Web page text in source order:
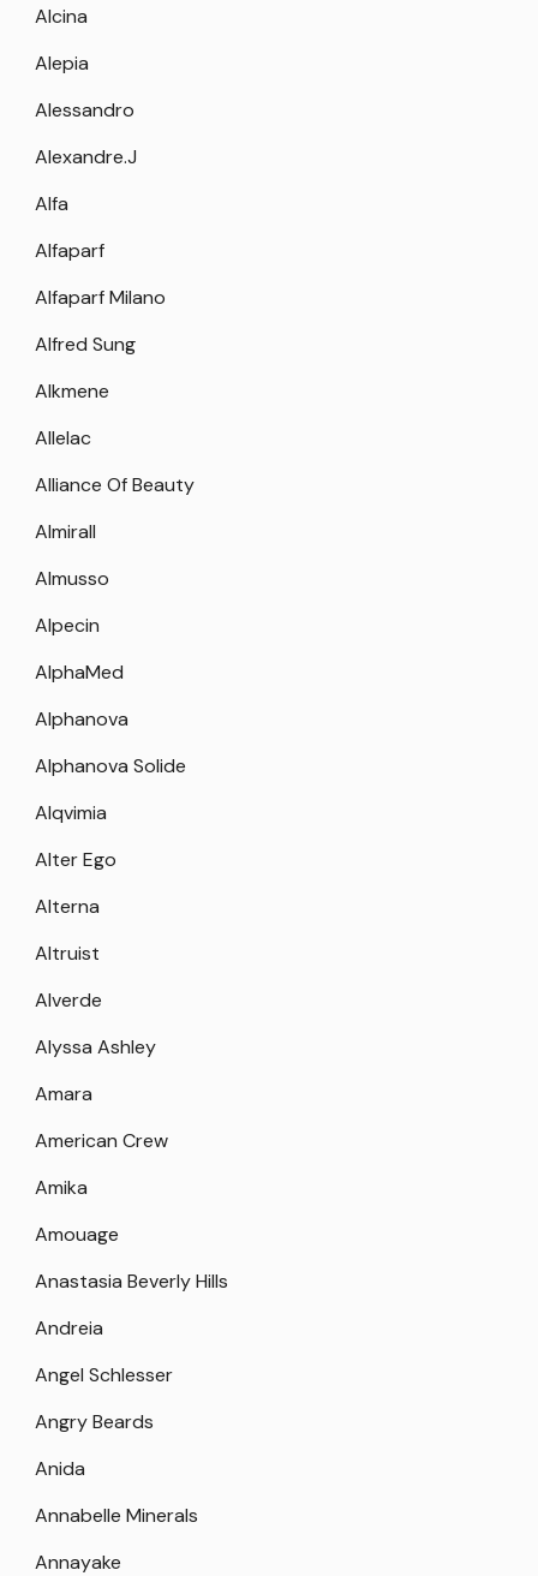
Alcina
Alepia
Alessandro
Alexandre.J
Alfa
Alfaparf
Alfaparf Milano
Alfred Sung
Alkmene
Allelac
Alliance Of Beauty
Almirall
Almusso
Alpecin
AlphaMed
Alphanova
Alphanova Solide
Alqvimia
Alter Ego
Alterna
Altruist
Alverde
Alyssa Ashley
Amara
American Crew
Amika
Amouage
Anastasia Beverly Hills
Andreia
Angel Schlesser
Angry Beards
Anida
Annabelle Minerals
Annayake